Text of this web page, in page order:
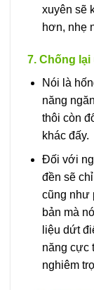
xuyên sẽ
hơn, nhẹ
7. Chống
Nói là
năng
thôi còn
khác đấy.
Đối với
đền sẽ
cũng như
bản mà
liệu dứt
năng cực
nghiêm